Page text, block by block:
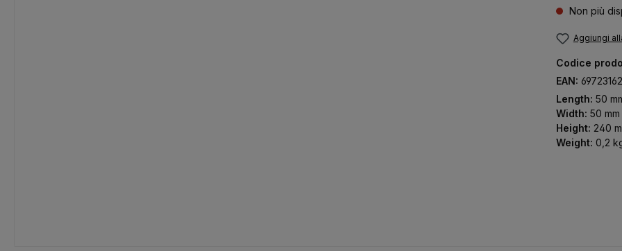
Non più
Aggiungi
Codice
EAN:
Length: 50
Width: 50 mm
Height: 240
Weight: 0,2